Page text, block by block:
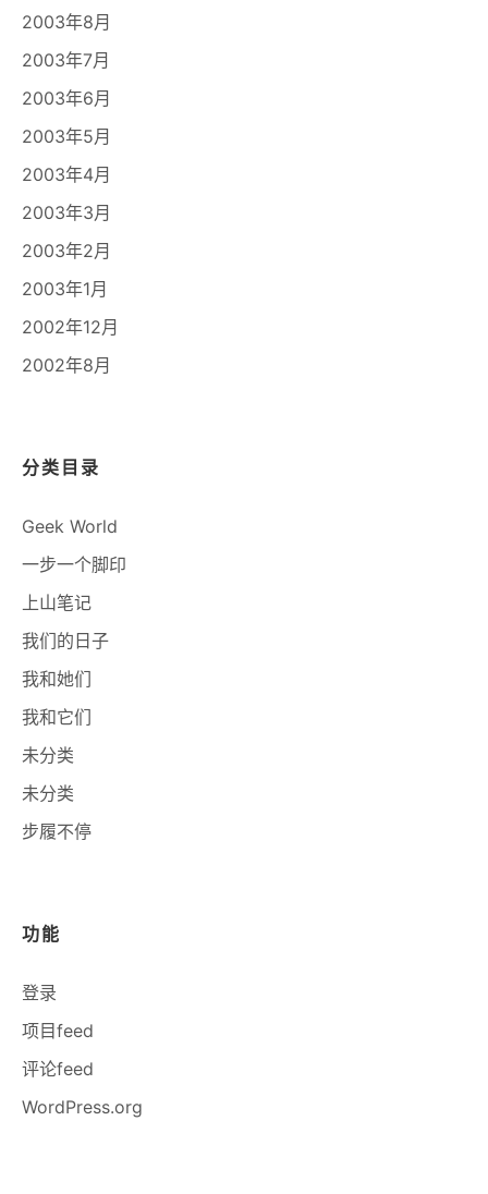
2003年8月
2003年7月
2003年6月
2003年5月
2003年4月
2003年3月
2003年2月
2003年1月
2002年12月
2002年8月
分类目录
Geek World
一步一个脚印
上山笔记
我们的日子
我和她们
我和它们
未分类
未分类
步履不停
功能
登录
项目feed
评论feed
WordPress.org